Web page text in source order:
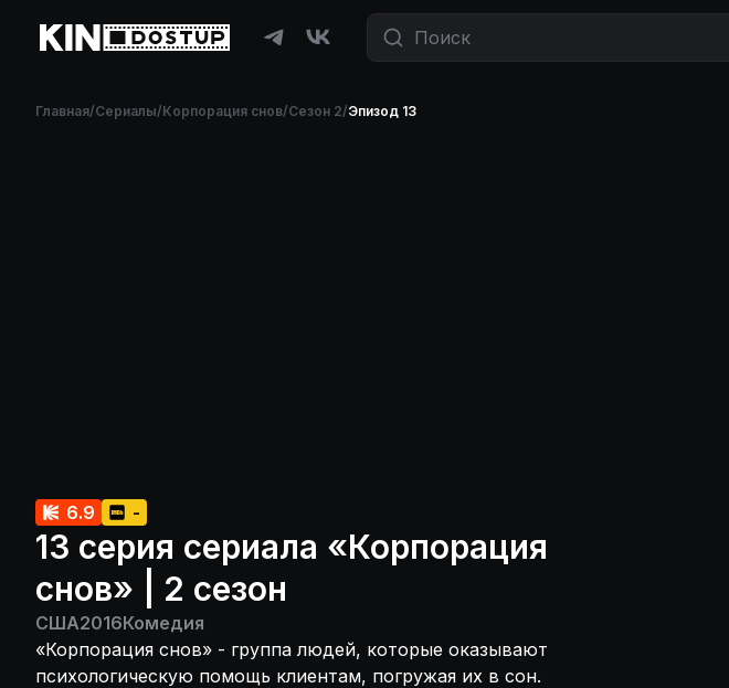
Главная/Сериалы/Корпорация снов/Сезон 2/Эпизод 13
6.9 -
13 серия сериала «Корпорация
снов» | 2 сезон
США2016Комедия
«Корпорация снов» - группа людей, которые оказывают
психологическую помощь клиентам, погружая их в сон.